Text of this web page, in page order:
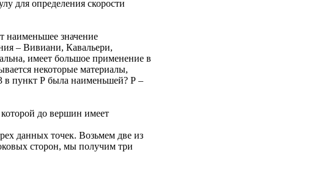
для определения скорости
наименьшее значение
– Вивиани, Кавальери,
имеет большое применение в
некоторые материалы,
в пункт Р была наименьшей? Р –
до вершин имеет
данных точек. Возьмем две из
сторон, мы получим три